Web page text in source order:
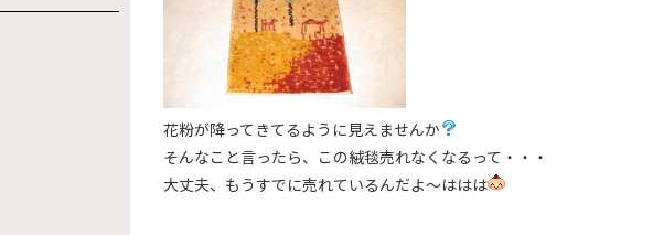
花粉が降ってきてるように見えませんか
そんなこと言ったら、この絨毯売れなくなるって・・・
大丈夫、もうすでに売れているんだよ〜ははは